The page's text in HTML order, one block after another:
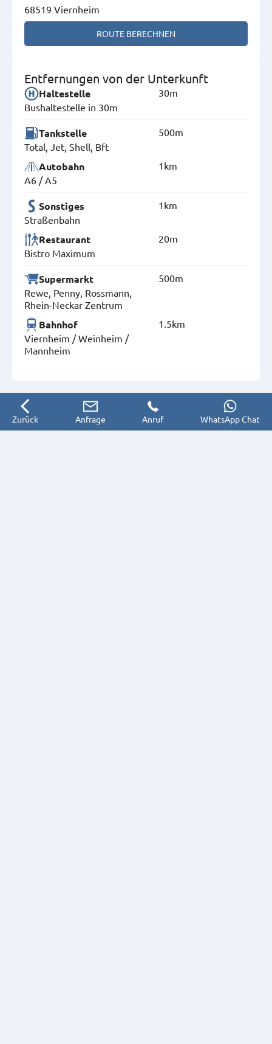
68519 Viernheim
ROUTE BERECHNEN
Entfernungen von der Unterkunft
Haltestelle
Bushaltestelle in 30m
30m
Tankstelle
Total, Jet, Shell, Bft
500m
Autobahn
A6 / A5
1km
Sonstiges
Straßenbahn
1km
Restaurant
Bistro Maximum
20m
Supermarkt
Rewe, Penny, Rossmann,
Rhein-Neckar Zentrum
500m
Bahnhof
Viernheim / Weinheim /
Mannheim
1.5km
Zurück Anfrage Anruf WhatsApp Chat